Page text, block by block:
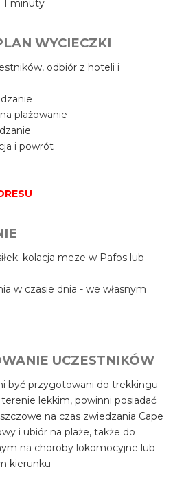
1 minuty
WYCIECZKI
odbiór z hoteli i
plażowanie
i powrót
kolacja meze w Pafos lub
w czasie dnia - we własnym
UCZESTNIKÓW
być przygotowani do trekkingu
lekkim, powinni posiadać
na czas zwiedzania Cape
i ubiór na plaże, także do
na choroby lokomocyjne lub
kierunku